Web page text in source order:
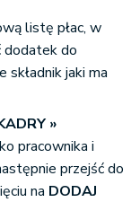
listę płac, w
dodatek do
jaki ma
»
pracownika i
przejść do
na DODAJ